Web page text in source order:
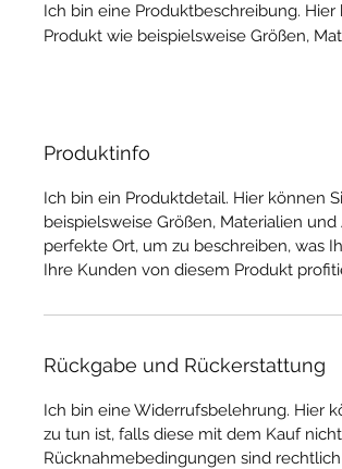
Ich bin eine Produktbeschreibung.
Produkt wie beispielsweise Größen,
Produktinfo
Ich bin ein Produktdetail. Hier können
beispielsweise Größen, Materialien
perfekte Ort, um zu beschreiben, was
Ihre Kunden von diesem Produkt
Rückgabe und Rückerstattung
Ich bin eine Widerrufsbelehrung. Hier
zu tun ist, falls diese mit dem Kauf
Rücknahmebedingungen sind